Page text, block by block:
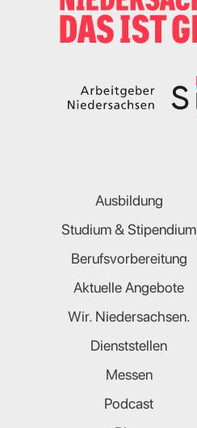
Ausbildung
Studium & Stipendium
Berufsvorbereitung
Aktuelle Angebote
Wir. Niedersachsen.
Dienststellen
Messen
Podcast